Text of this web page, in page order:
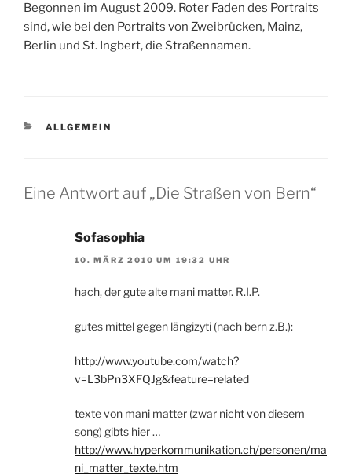
Begonnen im August 2009. Roter Faden des Portraits
sind, wie bei den Portraits von Zweibrücken, Mainz,
Berlin und St. Ingbert, die Straßennamen.
KATEGORIEN
ALLGEMEIN
Eine Antwort auf „Die Straßen von Bern“
Sofasophia
10. MÄRZ 2010 UM 19:32 UHR
hach, der gute alte mani matter. R.I.P.
gutes mittel gegen längizyti (nach bern z.B.):
http://www.youtube.com/watch?
v=L3bPn3XFQJg&feature=related
texte von mani matter (zwar nicht von diesem
song) gibts hier …
http://www.hyperkommunikation.ch/personen/ma
ni_matter_texte.htm